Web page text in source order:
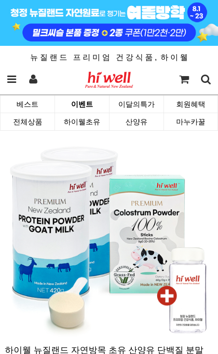
뉴 질 랜 드 프 리 미 엄 건 강 식 품 , 하 이 웰
베스트 이벤트 이달의특가 회원혜택
전체상품 하이웰초유 산양유 마누카꿀
하이웰 뉴질랜드 자연방목 초유 산양유 단백질 분말